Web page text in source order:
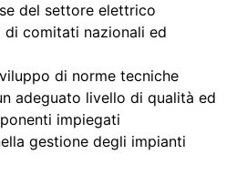
del settore elettrico
di comitati nazionali ed
di norme tecniche
adeguato livello di qualità ed
impiegati
gestione degli impianti